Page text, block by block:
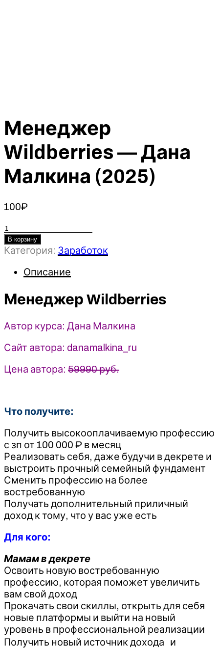
Менеджер
Wildberries — Дана
Малкина (2025)
100₽
Количество
товара
Менеджер
Малкина
(2025)
В корзину
Категория: Заработок
Описание
Менеджер Wildberries
Автор курса: Дана Малкина
Сайт автора: danamalkina_ru
Цена автора: 59990 руб.
Что получите:
Получить высокооплачиваемую профессию
с зп от 100 000 ₽ в месяц
Реализовать себя, даже будучи в декрете и
выстроить прочный семейный фундамент
Сменить профессию на более
востребованную
Получать дополнительный приличный
доход к тому, что у вас уже есть
Для кого:
Мамам в декрете
Освоить новую востребованную
профессию, которая поможет увеличить
вам свой доход
Прокачать свои скиллы, открыть для себя
новые платформы и выйти на новый
уровень в профессиональной реализации
Получить новый источник дохода и